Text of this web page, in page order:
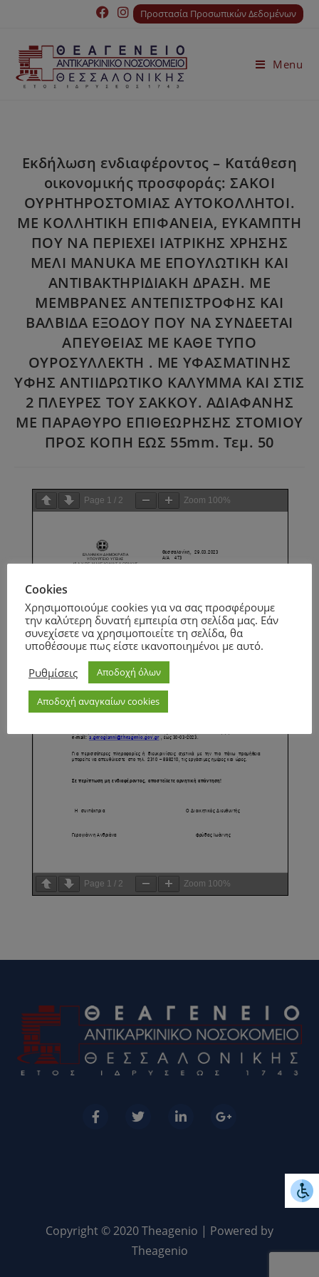
Προστασία Προσωπικών Δεδομένων
Menu
Εκδήλωση ενδιαφέροντος – Κατάθεση
οικονομικής προσφοράς: ΣΑΚΟΙ
ΟΥΡΗΤΗΡΟΣΤΟΜΙΑΣ ΑΥΤΟΚΟΛΛΗΤΟΙ.
ΜΕ ΚΟΛΛΗΤΙΚΗ ΕΠΙΦΑΝΕΙΑ, ΕΥΚΑΜΠΤΗ
ΠΟΥ ΝΑ ΠΕΡΙΕΧΕΙ ΙΑΤΡΙΚΗΣ ΧΡΗΣΗΣ
ΜΕΛΙ MANUKA ΜΕ ΕΠΟΥΛΩΤΙΚΗ ΚΑΙ
ΑΝΤΙΒΑΚΤΗΡΙΔΙΑΚΗ ΔΡΑΣΗ. ΜΕ
ΜΕΜΒΡΑΝΕΣ ΑΝΤΕΠΙΣΤΡΟΦΗΣ ΚΑΙ
ΒΑΛΒΙΔΑ ΕΞΟΔΟΥ ΠΟΥ ΝΑ ΣΥΝΔΕΕΤΑΙ
ΑΠΕΥΘΕΙΑΣ ΜΕ ΚΑΘΕ ΤΥΠΟ
ΟΥΡΟΣΥΛΛΕΚΤΗ . ΜΕ ΥΦΑΣΜΑΤΙΝΗΣ
ΥΦΗΣ ΑΝΤΙΙΔΡΩΤΙΚΟ ΚΑΛΥΜΜΑ ΚΑΙ ΣΤΙΣ
2 ΠΛΕΥΡΕΣ ΤΟΥ ΣΑΚΚΟΥ. ΑΔΙΑΦΑΝΗΣ
ΜΕ ΠΑΡΑΘΥΡΟ ΕΠΙΘΕΩΡΗΣΗΣ ΣΤΟΜΙΟΥ
ΠΡΟΣ ΚΟΠΗ ΕΩΣ 55mm. Τεμ. 50
Page 1 / 2 Zoom 100%
Page 1 / 2 Zoom 100%
Copyright © 2020 Theagenio | Powered by
Theagenio
Cookies
Χρησιμοποιούμε cookies για να σας προσφέρουμε
την καλύτερη δυνατή εμπειρία στη σελίδα μας. Εάν
συνεχίσετε να χρησιμοποιείτε τη σελίδα, θα
υποθέσουμε πως είστε ικανοποιημένοι με αυτό.
Ρυθμίσεις
Αποδοχή όλων
Αποδοχή αναγκαίων cookies